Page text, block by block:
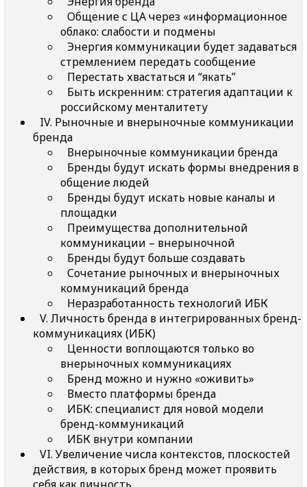
Общение с ЦА через «информационное
облако: слабости и подмены
Энергия коммуникации будет задаваться
стремлением передать сообщение
Перестать хвастаться и “якать”
Быть искренним: стратегия адаптации к
российскому менталитету
IV. Рыночные и внерыночные коммуникации
бренда
Внерыночные коммуникации бренда
Бренды будут искать формы внедрения в
общение людей
Бренды будут искать новые каналы и
площадки
Преимущества дополнительной
коммуникации – внерыночной
Бренды будут больше создавать
Сочетание рыночных и внерыночных
коммуникаций бренда
Неразработанность технологий ИБК
V. Личность бренда в интегрированных бренд-
коммуникациях (ИБК)
Ценности воплощаются только во
внерыночных коммуникациях
Бренд можно и нужно «оживить»
Вместо платформы бренда
ИБК: специалист для новой модели
бренд-коммуникаций
ИБК внутри компании
VI. Увеличение числа контекстов, плоскостей
действия, в которых бренд может проявить